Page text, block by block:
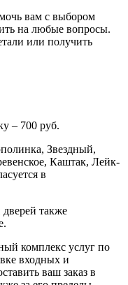
вам с выбором
на любые вопросы.
или получить
– 700 руб.
Звездный,
Каштак, Лейк-
в
также
комплекс услуг по
входных и
ваш заказ в